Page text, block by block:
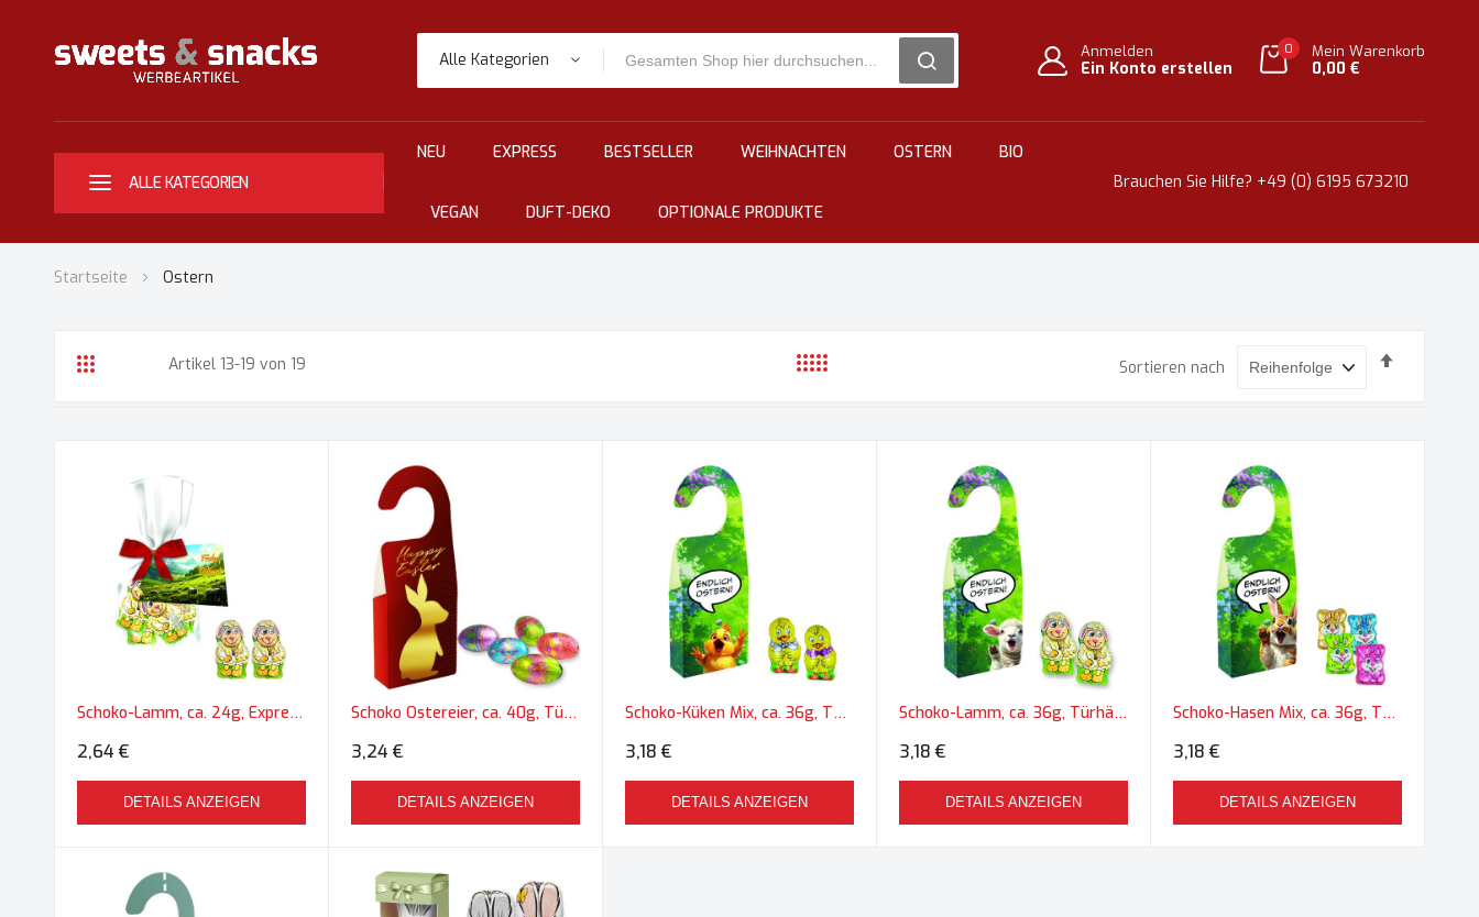
Alle Kategorien SEARCH
Anmelden
Ein Konto erstellen
0 Mein Warenkorb
0,00 €
ALLE KATEGORIEN
NEU EXPRESS BESTSELLER WEIHNACHTEN OSTERN BIO
VEGAN DUFT-DEKO OPTIONALE PRODUKTE
Brauchen Sie Hilfe? +49 (0) 6195 673210
Startseite Ostern
Liste Artikel 13-19 von 19 Sortieren nach
Schoko-Lamm, ca. 24g, Express Flachbeutel mit Schleife mit Werbekarte
2,64 €
DETAILS ANZEIGEN
Schoko Ostereier, ca. 40g, Türhänger Box
3,24 €
DETAILS ANZEIGEN
Schoko-Küken Mix, ca. 36g, Türhänger Box
3,18 €
DETAILS ANZEIGEN
Schoko-Lamm, ca. 36g, Türhänger Box
3,18 €
DETAILS ANZEIGEN
Schoko-Hasen Mix, ca. 36g, Türhänger Box
3,18 €
DETAILS ANZEIGEN